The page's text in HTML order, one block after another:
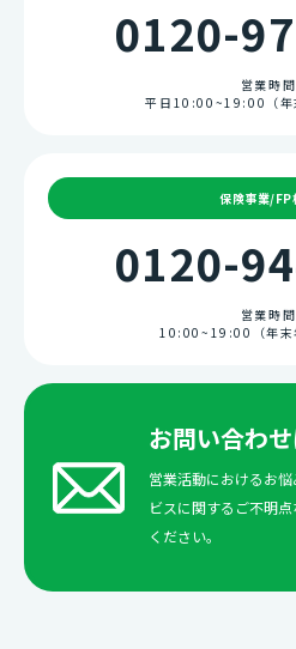
0120-
営業時間
平日10:00~19:00（年
保険事業/FP
0120-
営業時間
10:00~19:00（年末
お問い合わ
営業活動におけるお
ビスに関するご不明
ください。